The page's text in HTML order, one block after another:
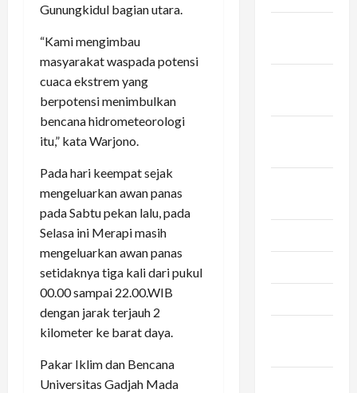
Gunungkidul bagian utara.
“Kami mengimbau
masyarakat waspada potensi
cuaca ekstrem yang
berpotensi menimbulkan
bencana hidrometeorologi
itu,” kata Warjono.
Pada hari keempat sejak
mengeluarkan awan panas
pada Sabtu pekan lalu, pada
Selasa ini Merapi masih
mengeluarkan awan panas
setidaknya tiga kali dari pukul
00.00 sampai 22.00.WIB
dengan jarak terjauh 2
kilometer ke barat daya.
Pakar Iklim dan Bencana
Universitas Gadjah Mada